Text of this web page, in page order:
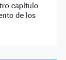
capítulo
de los